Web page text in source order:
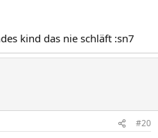
kind das nie schläft :sn7
#20